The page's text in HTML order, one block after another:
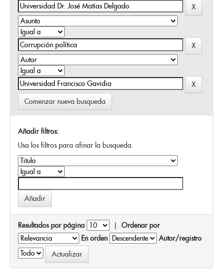
Comenzar nueva busqueda
Añadir filtros:
Usa los filtros para afinar la busqueda.
Resultados por página | Ordenar por
En orden
Autor/registro